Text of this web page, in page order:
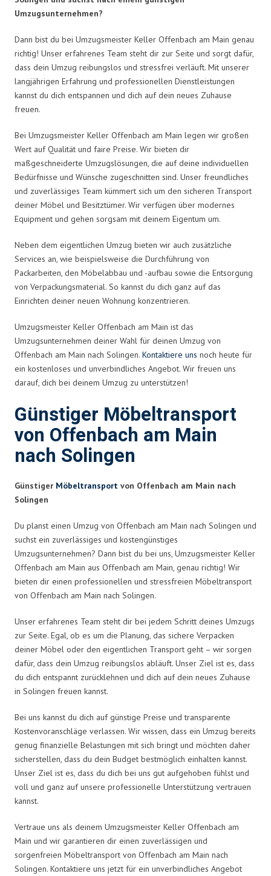
Umzugsunternehmen?
Dann bist du bei Umzugsmeister Keller Offenbach am Main genau
richtig! Unser erfahrenes Team steht dir zur Seite und sorgt dafür,
dass dein Umzug reibungslos und stressfrei verläuft. Mit unserer
langjährigen Erfahrung und professionellen Dienstleistungen
kannst du dich entspannen und dich auf dein neues Zuhause
freuen.
Bei Umzugsmeister Keller Offenbach am Main legen wir großen
Wert auf Qualität und faire Preise. Wir bieten dir
maßgeschneiderte Umzugslösungen, die auf deine individuellen
Bedürfnisse und Wünsche zugeschnitten sind. Unser freundliches
und zuverlässiges Team kümmert sich um den sicheren Transport
deiner Möbel und Besitztümer. Wir verfügen über modernes
Equipment und gehen sorgsam mit deinem Eigentum um.
Neben dem eigentlichen Umzug bieten wir auch zusätzliche
Services an, wie beispielsweise die Durchführung von
Packarbeiten, den Möbelabbau und -aufbau sowie die Entsorgung
von Verpackungsmaterial. So kannst du dich ganz auf das
Einrichten deiner neuen Wohnung konzentrieren.
Umzugsmeister Keller Offenbach am Main ist das
Umzugsunternehmen deiner Wahl für deinen Umzug von
Offenbach am Main nach Solingen. Kontaktiere uns noch heute für
ein kostenloses und unverbindliches Angebot. Wir freuen uns
darauf, dich bei deinem Umzug zu unterstützen!
Günstiger Möbeltransport
von Offenbach am Main
nach Solingen
Günstiger Möbeltransport von Offenbach am Main nach
Solingen
Du planst einen Umzug von Offenbach am Main nach Solingen und
suchst ein zuverlässiges und kostengünstiges
Umzugsunternehmen? Dann bist du bei uns, Umzugsmeister Keller
Offenbach am Main aus Offenbach am Main, genau richtig! Wir
bieten dir einen professionellen und stressfreien Möbeltransport
von Offenbach am Main nach Solingen.
Unser erfahrenes Team steht dir bei jedem Schritt deines Umzugs
zur Seite. Egal, ob es um die Planung, das sichere Verpacken
deiner Möbel oder den eigentlichen Transport geht – wir sorgen
dafür, dass dein Umzug reibungslos abläuft. Unser Ziel ist es, dass
du dich entspannt zurücklehnen und dich auf dein neues Zuhause
in Solingen freuen kannst.
Bei uns kannst du dich auf günstige Preise und transparente
Kostenvoranschläge verlassen. Wir wissen, dass ein Umzug bereits
genug finanzielle Belastungen mit sich bringt und möchten daher
sicherstellen, dass du dein Budget bestmöglich einhalten kannst.
Unser Ziel ist es, dass du dich bei uns gut aufgehoben fühlst und
voll und ganz auf unsere professionelle Unterstützung vertrauen
kannst.
Vertraue uns als deinem Umzugsmeister Keller Offenbach am
Main und wir garantieren dir einen zuverlässigen und
sorgenfreien Möbeltransport von Offenbach am Main nach
Solingen. Kontaktiere uns jetzt für ein unverbindliches Angebot